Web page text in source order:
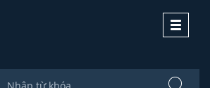
Toggle